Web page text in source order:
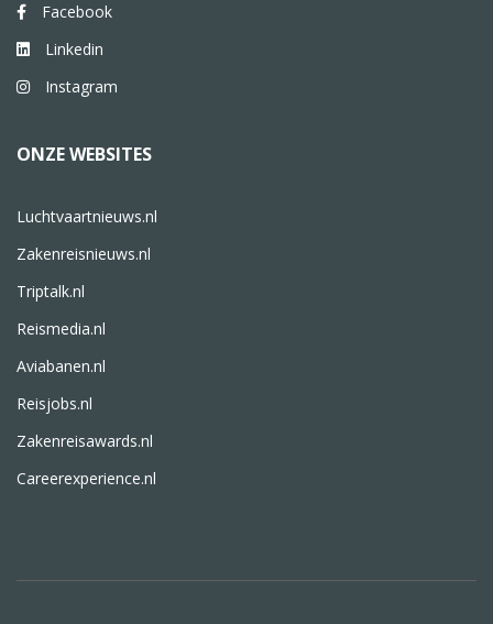
Facebook
Linkedin
Instagram
ONZE WEBSITES
Luchtvaartnieuws.nl
Zakenreisnieuws.nl
Triptalk.nl
Reismedia.nl
Aviabanen.nl
Reisjobs.nl
Zakenreisawards.nl
Careerexperience.nl